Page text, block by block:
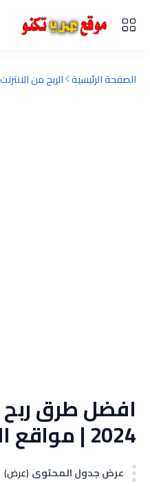
الصفحة الرئيسية الربح من الانترنت
افضل طرق ربح
2024 | مواقع الربح من تويتر
عرض جدول المحتوى (عرض)